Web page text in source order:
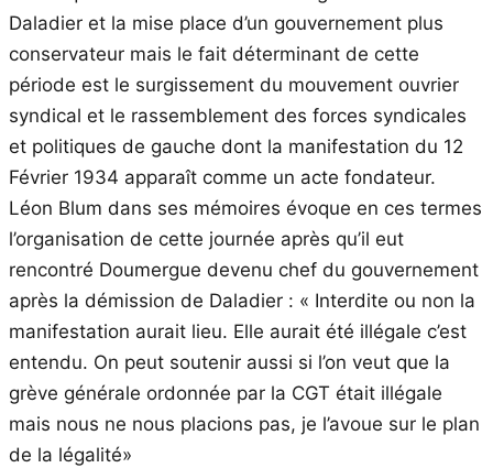
Daladier et la mise place d’un gouvernement plus
conservateur mais le fait déterminant de cette
période est le surgissement du mouvement ouvrier
syndical et le rassemblement des forces syndicales
et politiques de gauche dont la manifestation du 12
Février 1934 apparaît comme un acte fondateur.
Léon Blum dans ses mémoires évoque en ces termes
l’organisation de cette journée après qu’il eut
rencontré Doumergue devenu chef du gouvernement
après la démission de Daladier : « Interdite ou non la
manifestation aurait lieu. Elle aurait été illégale c’est
entendu. On peut soutenir aussi si l’on veut que la
grève générale ordonnée par la CGT était illégale
mais nous ne nous placions pas, je l’avoue sur le plan
de la légalité»